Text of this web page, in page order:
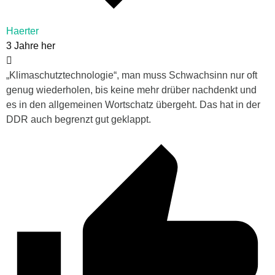
Haerter
3 Jahre her
„Klimaschutztechnologie“, man muss Schwachsinn nur oft
genug wiederholen, bis keine mehr drüber nachdenkt und
es in den allgemeinen Wortschatz übergeht. Das hat in der
DDR auch begrenzt gut geklappt.